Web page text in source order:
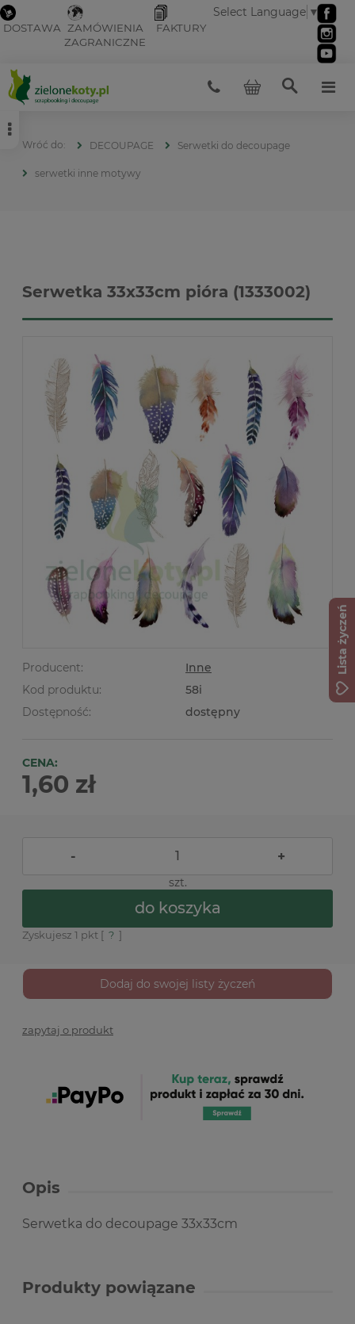
DOSTAWA ZAMÓWIENIA
ZAGRANICZNE
FAKTURY
Select Language ▼
DECOUPAGE Serwetki do decoupage
serwetki inne motywy
Serwetka 33x33cm pióra (1333002)
Producent:
Inne
Kod produktu:
58i
Dostępność:
dostępny
CENA:
1,60 zł
- +
szt.
do koszyka
Zyskujesz 1 pkt [ ? ]
Dodaj do swojej listy życzeń
zapytaj o produkt
Opis
Serwetka do decoupage 33x33cm
Produkty powiązane
Lista życzeń